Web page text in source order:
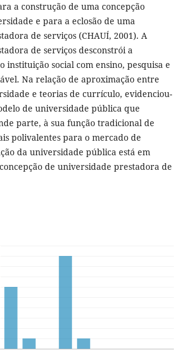
a construção de uma concepção
e para a eclosão de uma
de serviços (CHAUÍ, 2001). A
de serviços desconstrói a
instituição social com ensino, pesquisa e
Na relação de aproximação entre
e teorias de currículo, evidenciou-
de universidade pública que
parte, à sua função tradicional de
polivalentes para o mercado de
da universidade pública está em
de universidade prestadora de